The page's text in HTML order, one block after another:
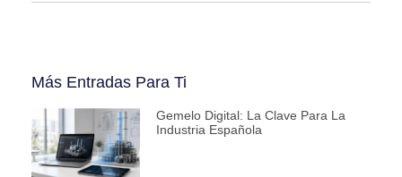
Más Entradas Para Ti
Gemelo Digital: La Clave Para La
Industria Española